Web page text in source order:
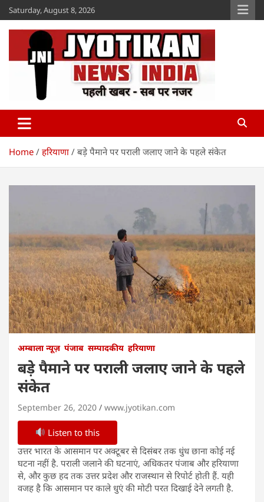
Skip
to
content
Saturday, August 8, 2026
Jyotikan
Home हरियाणा बड़े पैमाने पर पराली जलाए जाने के पहले संकेत
अम्बाला न्यूज़ पंजाब सम्पादकीय हरियाणा
बड़े पैमाने पर पराली जलाए जाने के पहले
संकेत
September 26, 2020 www.jyotikan.com
Listen to this
उत्तर भारत के आसमान पर अक्टूबर से दिसंबर तक धुंध छाना कोई नई
घटना नहीं है. पराली जलाने की घटनाएं, अधिकतर पंजाब और हरियाणा
से, और कुछ हद तक उत्तर प्रदेश और राजस्थान से रिपोर्ट होती हैं. यही
वजह है कि आसमान पर काले धुएं की मोटी परत दिखाई देने लगती है.